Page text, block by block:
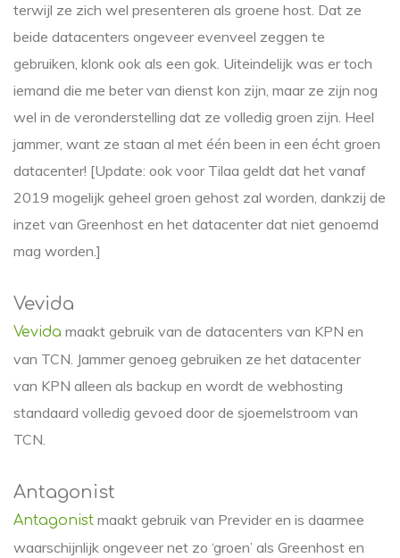
terwijl ze zich wel presenteren als groene host. Dat ze
beide datacenters ongeveer evenveel zeggen te
gebruiken, klonk ook als een gok. Uiteindelijk was er toch
iemand die me beter van dienst kon zijn, maar ze zijn nog
wel in de veronderstelling dat ze volledig groen zijn. Heel
jammer, want ze staan al met één been in een écht groen
datacenter! [Update: ook voor Tilaa geldt dat het vanaf
2019 mogelijk geheel groen gehost zal worden, dankzij de
inzet van Greenhost en het datacenter dat niet genoemd
mag worden.]
Vevida
Vevida maakt gebruik van de datacenters van KPN en
van TCN. Jammer genoeg gebruiken ze het datacenter
van KPN alleen als backup en wordt de webhosting
standaard volledig gevoed door de sjoemelstroom van
TCN.
Antagonist
Antagonist maakt gebruik van Previder en is daarmee
waarschijnlijk ongeveer net zo ‘groen’ als Greenhost en